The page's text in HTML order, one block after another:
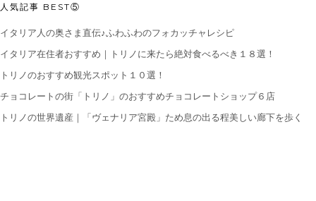
人気記事 BEST⑤
イタリア人の奥さま直伝♪ふわふわのフォカッチャレシピ
イタリア在住者おすすめ｜トリノに来たら絶対食べるべき１８選！
トリノのおすすめ観光スポット１０選！
チョコレートの街「トリノ」のおすすめチョコレートショップ６店
トリノの世界遺産｜「ヴェナリア宮殿」ため息の出る程美しい廊下を歩く